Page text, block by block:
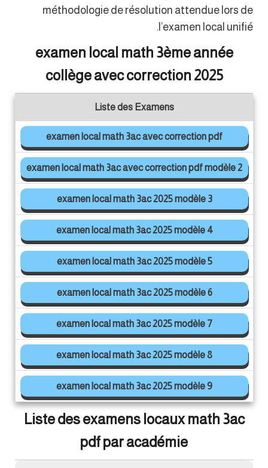
méthodologie de résolution attendue lors de
l’examen local unifié.
examen local math 3ème année
collège avec correction 2025
Liste des Examens
examen local math 3ac avec correction pdf
examen local math 3ac avec correction pdf modèle 2
examen local math 3ac 2025 modèle 3
examen local math 3ac 2025 modèle 4
examen local math 3ac 2025 modèle 5
examen local math 3ac 2025 modèle 6
examen local math 3ac 2025 modèle 7
examen local math 3ac 2025 modèle 8
examen local math 3ac 2025 modèle 9
Liste des examens locaux math 3ac
pdf par académie